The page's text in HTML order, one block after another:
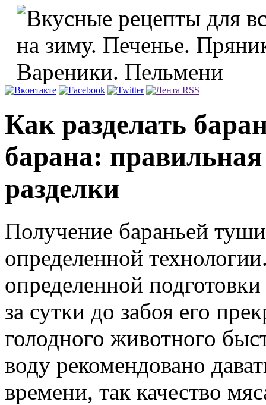
Как разделать
барана:
разделки
Получение бараньей
определенной
определенной
за сутки до забоя его
голодного животного
воду рекомендовано
времени, так качество